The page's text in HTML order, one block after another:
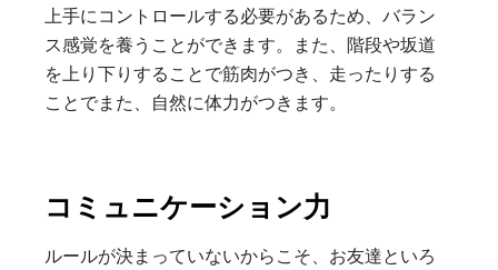
上手にコントロールする必要があるため、バラン
ス感覚を養うことができます。また、階段や坂道
を上り下りすることで筋肉がつき、走ったりする
ことでまた、自然に体力がつきます。
コミュニケーション力
ルールが決まっていないからこそ、お友達といろ